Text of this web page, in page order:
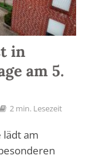
in
am 5.
2 min. Lesezeit
lädt am